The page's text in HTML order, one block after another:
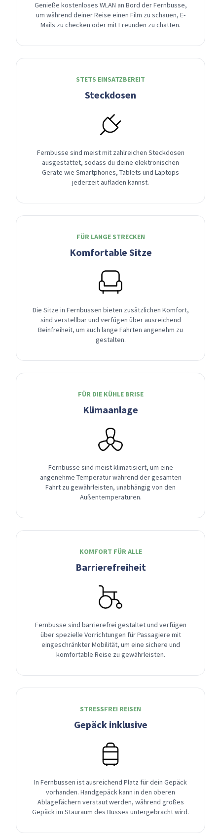
Genieße kostenloses WLAN an Bord der Fernbusse,
um während deiner Reise einen Film zu schauen, E-
Mails zu checken oder mit Freunden zu chatten.
STETS EINSATZBEREIT
Steckdosen
Fernbusse sind meist mit zahlreichen Steckdosen
ausgestattet, sodass du deine elektronischen
Geräte wie Smartphones, Tablets und Laptops
jederzeit aufladen kannst.
FÜR LANGE STRECKEN
Komfortable Sitze
Die Sitze in Fernbussen bieten zusätzlichen Komfort,
sind verstellbar und verfügen über ausreichend
Beinfreiheit, um auch lange Fahrten angenehm zu
gestalten.
FÜR DIE KÜHLE BRISE
Klimaanlage
Fernbusse sind meist klimatisiert, um eine
angenehme Temperatur während der gesamten
Fahrt zu gewährleisten, unabhängig von den
Außentemperaturen.
KOMFORT FÜR ALLE
Barrierefreiheit
Fernbusse sind barrierefrei gestaltet und verfügen
über spezielle Vorrichtungen für Passagiere mit
eingeschränkter Mobilität, um eine sichere und
komfortable Reise zu gewährleisten.
STRESSFREI REISEN
Gepäck inklusive
In Fernbussen ist ausreichend Platz für dein Gepäck
vorhanden. Handgepäck kann in den oberen
Ablagefächern verstaut werden, während großes
Gepäck im Stauraum des Busses untergebracht wird.